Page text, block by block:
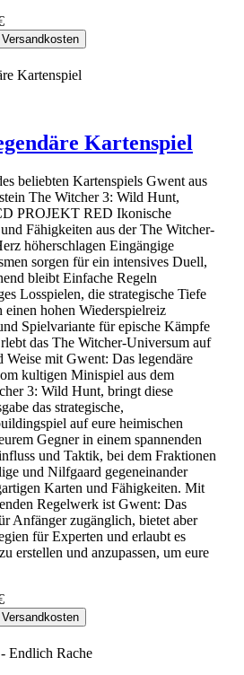
Kartenspiel
beliebten Kartenspiels Gwent aus
The Witcher 3: Wild Hunt,
PROJEKT RED Ikonische
Fähigkeiten aus der The Witcher-
höherschlagen Eingängige
sorgen für ein intensives Duell,
bleibt Einfache Regeln
Losspielen, die strategische Tiefe
einen hohen Wiederspielreiz
Spielvariante für epische Kämpfe
das The Witcher-Universum auf
mit Gwent: Das legendäre
kultigen Minispiel aus dem
3: Wild Hunt, bringt diese
das strategische,
auf eure heimischen
Gegner in einem spannenden
und Taktik, bei dem Fraktionen
und Nilfgaard gegeneinander
Karten und Fähigkeiten. Mit
Regelwerk ist Gwent: Das
Anfänger zugänglich, bietet aber
für Experten und erlaubt es
erstellen und anzupassen, um eure